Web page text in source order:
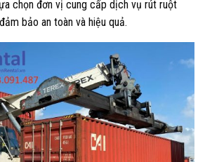
chọn đơn vị cung cấp dịch vụ rút ruột
bảo an toàn và hiệu quả.